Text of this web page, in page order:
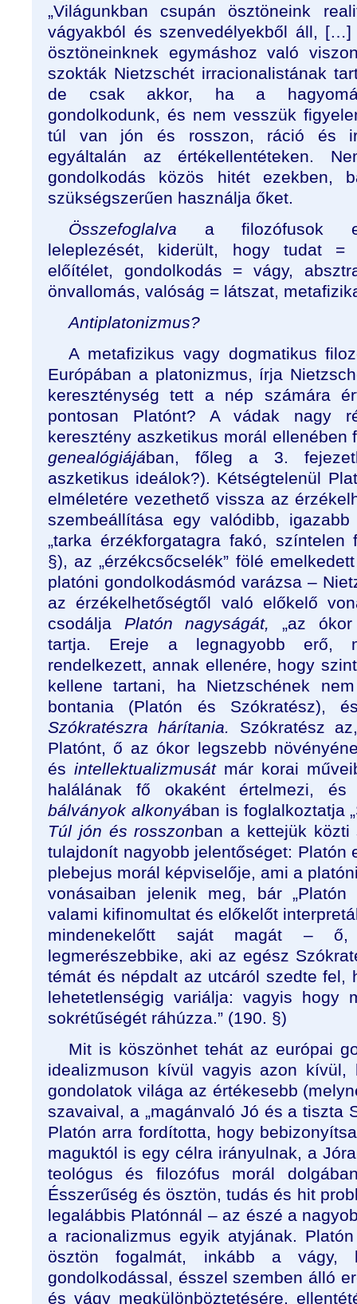
„Világunkban csupán ösztöneink
vágyakból és szenvedélyekből áll,
ösztöneinknek egymáshoz való
szokták Nietzschét irracionalistának
de csak akkor, ha a
gondolkodunk, és nem vesszük
túl van jón és rosszon, ráció és
egyáltalán az értékellentéteken.
gondolkodás közös hitét ezekben,
szükségszerűen használja őket.
Összefoglalva a filozófusok
leleplezését, kiderült, hogy tudat =
előítélet, gondolkodás = vágy,
önvallomás, valóság = látszat,
Antiplatonizmus?
A metafizikus vagy dogmatikus
Európában a platonizmus, írja
kereszténység tett a nép számára
pontosan Platónt? A vádak nagy
keresztény aszketikus morál
genealógiájában, főleg a 3.
aszketikus ideálok?). Kétségtelenül
elméletére vezethető vissza az
szembeállítása egy valódibb,
„tarka érzékforgatagra fakó, színtelen
§), az „érzékcsőcselék” fölé
platóni gondolkodásmód varázsa –
az érzékelhetőségtől való előkelő
csodálja Platón nagyságát,
„az ókor
tartja. Ereje a legnagyobb erő,
rendelkezett, annak ellenére, hogy
kellene tartani, ha Nietzschének
bontania (Platón és Szókratész),
Szókratészra hárítania.
Szókratész
Platónt, ő az ókor legszebb
és intellektualizmusátmár korai
halálának fő okaként értelmezi,
bálványok alkonyában is foglalkoztatja
Túl jón és rosszonban a kettejük közti
tulajdonít nagyobb jelentőséget: Platón
plebejus morál képviselője, ami a
vonásaiban jelenik meg, bár
valami kifinomultat és előkelőt
mindenekelőtt saját magát – ő,
legmerészebbike, aki az egész
témát és népdalt az utcáról szedte fel,
lehetetlenségig variálja: vagyis hogy
sokrétűségét ráhúzza.” (190. §)
Mit is köszönhet tehát az európai
idealizmuson kívül vagyis azon kívül,
gondolatok világa az értékesebb
szavaival, a „magánvaló Jó és a tiszta
Platón arra fordította, hogy
maguktól is egy célra irányulnak, a
teológus és filozófus morál
Ésszerűség és ösztön, tudás és hit
legalábbis Platónnál – az észé a
a racionalizmus egyik atyjának.
ösztön fogalmát, inkább a vágy,
gondolkodással, ésszel szemben álló
és vágy megkülönböztetésére,